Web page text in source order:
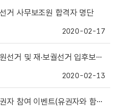
거 사무보조원 합격자 명단
2020-02-17
보궐선거 입후보안내 설명회 개최 일정(2. 24.변경)
2020-02-13
벤트(유권자와 함께 알아가는 선거법 풀이)(8차)